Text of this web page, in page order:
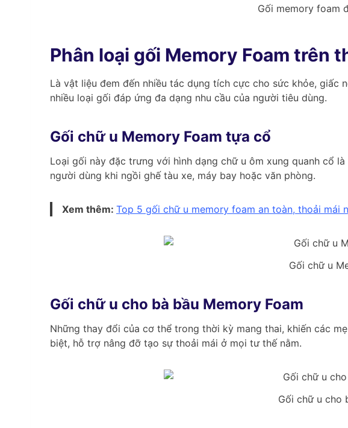
Gối memory foam
Phân loại gối Memory Foam trên
Là vật liệu đem đến nhiều tác dụng tích cực cho sức khỏe, giấc
nhiều loại gối đáp ứng đa dạng nhu cầu của người tiêu dùng.
Gối chữ u Memory Foam tựa cổ
Loại gối này đặc trưng với hình dạng chữ u ôm xung quanh cổ
người dùng khi ngồi ghế tàu xe, máy bay hoặc văn phòng.
Xem thêm: Top 5 gối chữ u memory foam an toàn, thoải mái
Gối chữ u
Gối chữ u cho bà bầu Memory Foam
Những thay đổi của cơ thể trong thời kỳ mang thai, khiến các
biệt, hỗ trợ nâng đỡ tạo sự thoải mái ở mọi tư thế nằm.
Gối chữ u cho